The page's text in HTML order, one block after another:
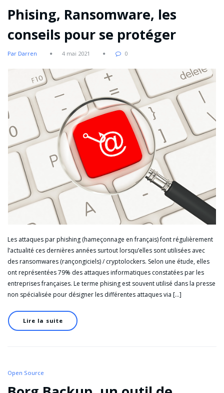
Phising, Ransomware, les
conseils pour se protéger
Par Darren 4 mai 2021 0
Les attaques par phishing (hameçonnage en français) font régulièrement
l’actualité ces dernières années surtout lorsqu’elles sont utilisées avec
des ransomwares (rançongiciels) / cryptolockers. Selon une étude, elles
ont représentées 79% des attaques informatiques constatées par les
entreprises françaises. Le terme phising est souvent utilisé dans la presse
non spécialisée pour désigner les différentes attaques via […]
Lire la suite
Open Source